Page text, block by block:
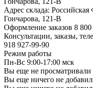
Адрес склада: Российская
Гончарова, 121-В
Оформление заказов 8 800
Консультации, заказы,
918 927-99-90
Режим работы
Пн-Вс 9:00-17:00 мск
Вы еще не просматривали
Вы еще ничего не